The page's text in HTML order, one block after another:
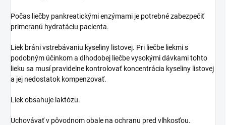
Počas liečby pankreatickými enzýmami je potrebné zabezpečiť
primeranú hydratáciu pacienta.
Liek bráni vstrebávaniu kyseliny listovej. Pri liečbe liekmi s
podobným účinkom a dlhodobej liečbe vysokými dávkami tohto
lieku sa musí pravidelne kontrolovať koncentrácia kyseliny listovej
a jej nedostatok kompenzovať.
Liek obsahuje laktózu.
Uchovávať v pôvodnom obale na ochranu pred vlhkosťou.